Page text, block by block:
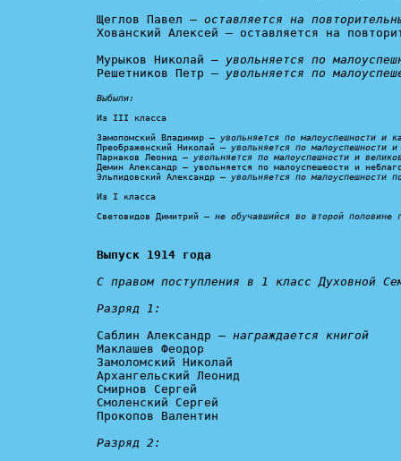
Щеглов Павел – оставляется на
Хованский Алексей – оставляется на
Мурыков Николай – увольняется по
Решетников Петр – увольняется по
Выбыли:
Из III класса
Замопомский Владимир – увольняется по малоуспешности и
Преображенский Николай – увольняется по малоуспешности
Парнаков Леонид – увольняется по малоуспешности и
Демин Александр – увольняется по малоуспешеости и
Эльпидовский Александр – увольняется по малоуспешности
Из I класса
Световидов Димитрий – не обучавшийся во второй половине
Выпуск 1914 года
С правом поступления в 1 класс Духовной
Разряд 1:
Саблин Александр – награждается книгой
Маклашев Феодор
Замоломский Николай
Архангельский Леонид
Смирнов Сергей
Смоленский Сергей
Прокопов Валентин
Разряд 2: